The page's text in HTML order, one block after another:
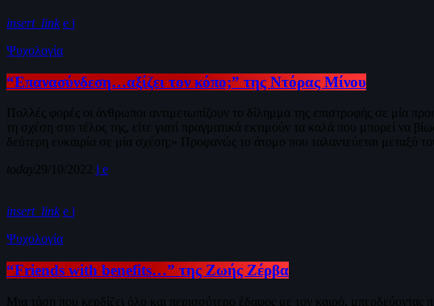
insert_link
Ψυχολογία
“Επανασύνδεση…αξίζει τον κόπο;” της Ντόρας Μίνου
Πολλές φορές οι άνθρωποι αντιμετωπίζουν το δίλημμα της επιστροφής σε μία
τη σχέση στο τέλος της, είτε γιατί πραγματικά εκτιμούν τα καλά που μπορεί
δεύτερη ευκαιρία σε μία σχέση;» Προφανώς το άτομο που ταλαντεύεται μεταξύ
today 29/10/2022
insert_link
Ψυχολογία
“Friends with benefits…” της Ζωής Ζέρβα
Μια τάση που κερδίζει όλο και περισσότερο έδαφος με τον καιρό,